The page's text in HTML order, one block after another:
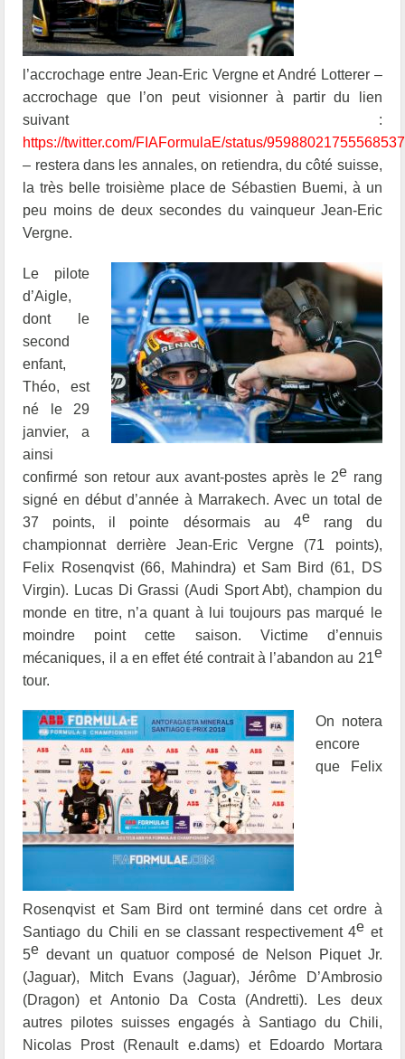
l’accrochage entre Jean-Eric Vergne et André Lotterer –
accrochage que l’on peut visionner à partir du lien
suivant :
https://twitter.com/FIAFormulaE/status/
– restera dans les annales, on retiendra, du côté suisse,
la très belle troisième place de Sébastien Buemi, à un
peu moins de deux secondes du vainqueur Jean-Eric
Vergne.
Le pilote
d’Aigle,
dont le
second
enfant,
Théo, est
né le 29
janvier, a
ainsi
confirmé son retour aux avant-postes après le 2e rang
signé en début d’année à Marrakech. Avec un total de
37 points, il pointe désormais au 4erang du
championnat derrière Jean-Eric Vergne (71 points),
Felix Rosenqvist (66, Mahindra) et Sam Bird (61, DS
Virgin). Lucas Di Grassi (Audi Sport Abt), champion du
monde en titre, n’a quant à lui toujours pas marqué le
moindre point cette saison. Victime d’ennuis
mécaniques, il a en effet été contrait à l’abandon au 21e
tour.
On notera
encore
que Felix
Rosenqvist et Sam Bird ont terminé dans cet ordre à
Santiago du Chili en se classant respectivement 4e et
5e devant un quatuor composé de Nelson Piquet Jr.
(Jaguar), Mitch Evans (Jaguar), Jérôme D’Ambrosio
(Dragon) et Antonio Da Costa (Andretti).
Les deux
autres pilotes suisses engagés à Santiago du Chili,
Nicolas Prost (Renault e.dams) et Edoardo Mortara